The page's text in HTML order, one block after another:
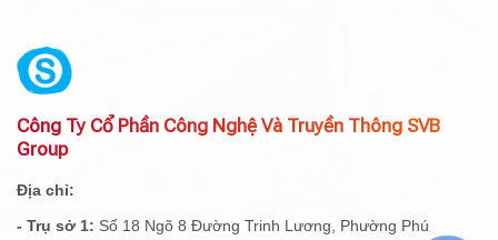
Công Ty Cổ Phần Công Nghệ Và Truyền Thông SVB
Group
Địa chỉ:
- Trụ sở 1: Số 18 Ngõ 8 Đường Trinh Lương, Phường Phú